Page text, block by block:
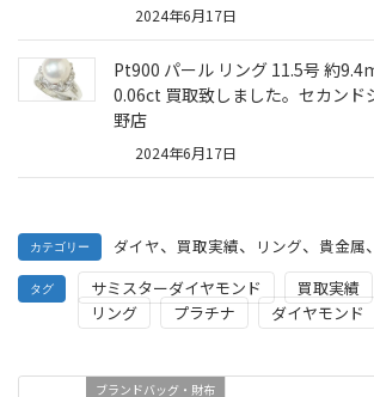
2024年6月17日
Pt900 パール リング 11.5号 約
0.06ct 買取致しました。セカンド
野店
2024年6月17日
カテゴリー ダイヤ、 買取実績、 リング、 貴金属、
タグ サミスターダイヤモンド 買取実績
リング
プラチナ ダイヤモンド
ブランドバッグ・財布